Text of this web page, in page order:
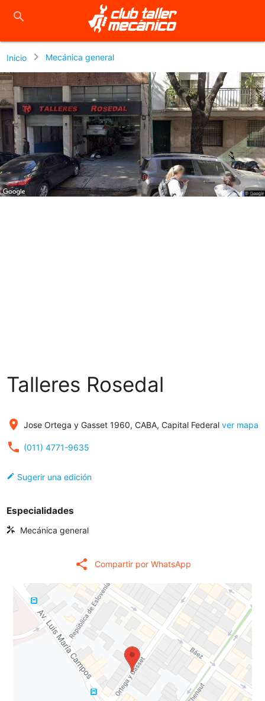
search
Inicio chevron_right Mecánica general
share Compartir por WhatsApp
Talleres Rosedal
place Jose Ortega y Gasset 1960, CABA, Capital Federal ver mapa
local_phone (011) 4771-9635
edit Sugerir una edición
Especialidades
Mecánica general